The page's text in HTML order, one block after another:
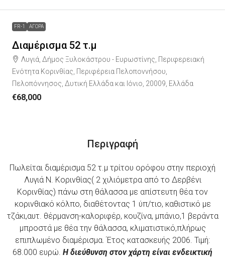
FR-1 ΑΓΟΡΑ
Διαμέρισμα 52 τ.μ
Λυγιά, Δήμος Ξυλοκάστρου - Ευρωστίνης, Περιφερειακή
Ενότητα Κορινθίας, Περιφέρεια Πελοποννήσου,
Πελοπόννησος, Δυτική Ελλάδα και Ιόνιο, 20009, Ελλάδα
€68,000
Περιγραφή
Πωλείται διαμέρισμα 52 τ.μ τρίτου ορόφου στην περιοχή
Λυγιά Ν. Κορινθίας( 2 χιλιόμετρα από το Δερβένι
Κορινθίας) πάνω στη θάλασσα με απίστευτη θέα τον
κορινθιακό κόλπο, διαθέτοντας 1 ύπ/τιο, καθιστικό με
τζάκι,αυτ. θέρμανση-καλοριφέρ, κουζίνα, μπάνιο,1 βεράντα
μπροστά με θέα την θάλασσα, κλιματιστικό,πλήρως
επιπλωμένο διαμέρισμα. Έτος κατασκευής 2006. Τιμή:
68.000 ευρώ. Η διεύθυνση στον χάρτη είναι ενδεικτική